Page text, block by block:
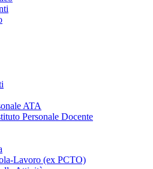
ATA
Personale Docente
Lavoro (ex PCTO)